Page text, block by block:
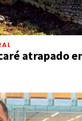
atrapado